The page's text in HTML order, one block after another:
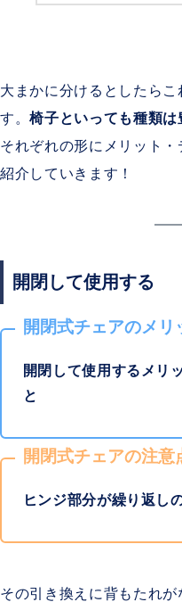
大まかに分けるとしたら
す。椅子といっても種類
それぞれの形にメリット
紹介していきます！
開閉して使用する
開閉式チェアのメリ
開閉して使用するメリ
と
開閉式チェアの注意
ヒンジ部分が繰り返し
その引き換えに背もたれが